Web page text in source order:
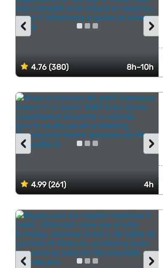
4.76 (380) 8h–10h
›
‹
4.99 (261) 4h
›
‹
›
‹